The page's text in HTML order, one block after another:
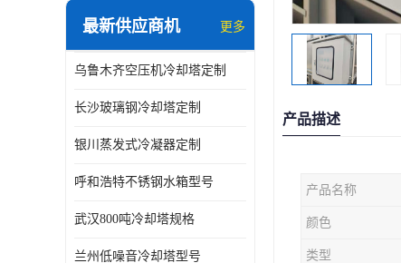
最新供应商机 更多
乌鲁木齐空压机冷却塔定制
长沙玻璃钢冷却塔定制
银川蒸发式冷凝器定制
呼和浩特不锈钢水箱型号
武汉800吨冷却塔规格
兰州低噪音冷却塔型号
产品描述
产品名称
颜色
类型